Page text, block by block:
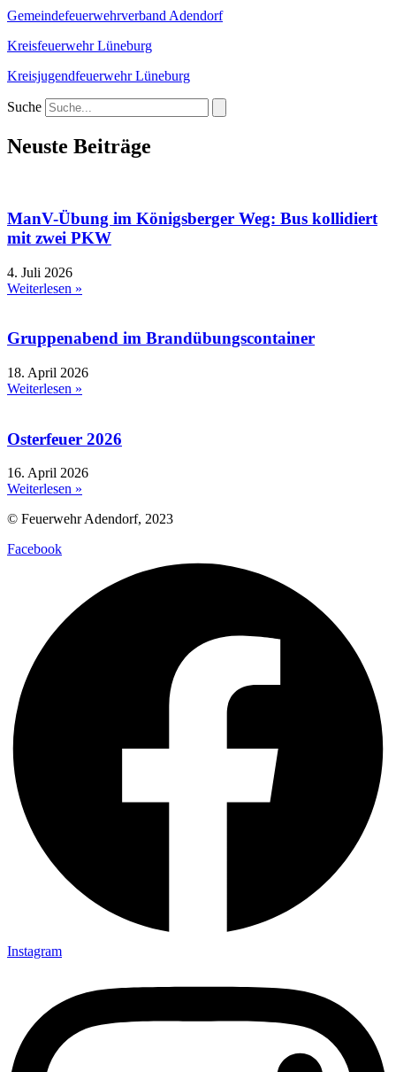
Gemeindefeuerwehrverband Adendorf
Kreisfeuerwehr Lüneburg
Kreisjugendfeuerwehr Lüneburg
Suche
Neuste Beiträge
ManV-Übung im Königsberger Weg: Bus kollidiert
mit zwei PKW
4. Juli 2026
Weiterlesen »
Gruppenabend im Brandübungscontainer
18. April 2026
Weiterlesen »
Osterfeuer 2026
16. April 2026
Weiterlesen »
© Feuerwehr Adendorf, 2023
Facebook
Instagram